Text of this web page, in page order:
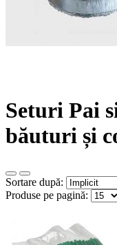
Seturi Pai
băuturi și
Sortare după:
Produse pe pagină: